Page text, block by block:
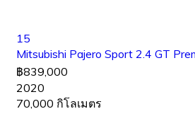
15
Mitsubishi Pajero Sport 2.4 GT
฿839,000
2020
70,000 กิโลเมตร